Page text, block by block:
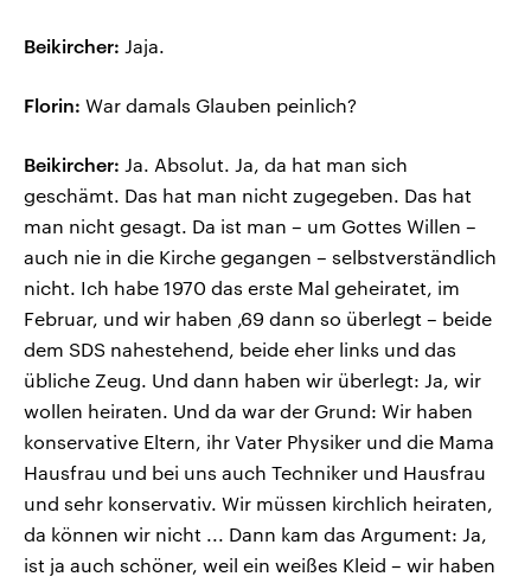
Beikircher: Jaja.
Florin: War damals Glauben peinlich?
Beikircher: Ja. Absolut. Ja, da hat man sich
geschämt. Das hat man nicht zugegeben. Das hat
man nicht gesagt. Da ist man – um Gottes Willen –
auch nie in die Kirche gegangen – selbstverständlich
nicht. Ich habe 1970 das erste Mal geheiratet, im
Februar, und wir haben ‚69 dann so überlegt – beide
dem SDS nahestehend, beide eher links und das
übliche Zeug. Und dann haben wir überlegt: Ja, wir
wollen heiraten. Und da war der Grund: Wir haben
konservative Eltern, ihr Vater Physiker und die Mama
Hausfrau und bei uns auch Techniker und Hausfrau
und sehr konservativ. Wir müssen kirchlich heiraten,
da können wir nicht ... Dann kam das Argument: Ja,
ist ja auch schöner, weil ein weißes Kleid – wir haben